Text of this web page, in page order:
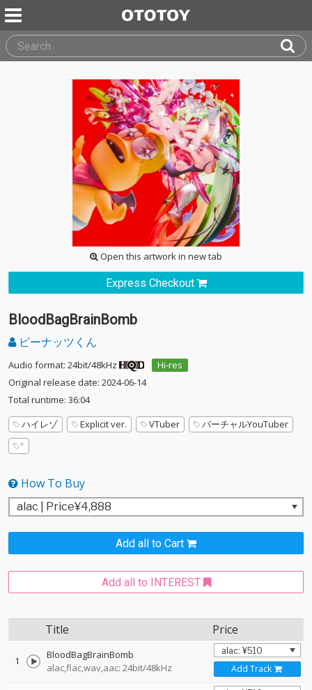
Open this artwork in new tab
Express Checkout
BloodBagBrainBomb
ピーナッツくん
Audio format: 24bit/48kHz
Hi-res
Original release date: 2024-06-14
Total runtime: 36:04
ハイレゾ
Explicit ver. VTuber バーチャルYouTuber
How To Buy
Add all to Cart
Add all to INTEREST
Title Price
1
BloodBagBrainBomb
alac,flac,wav,aac: 24bit/48kHz
Add Track